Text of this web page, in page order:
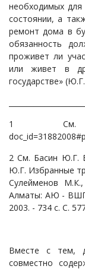
необходимых
состоянии, а
ремонт дома в
обязанность
проживет ли
или живет в
государстве»
1 См. http://
2 См. Басин Ю.Г.
Ю.Г. Избранные
Сулейменов
Алматы: АЮ - ВШП
2003. - 734 с. С.
Вместе с тем,
совместно